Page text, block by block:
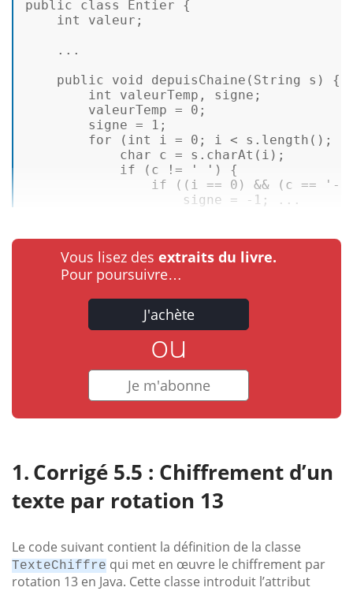
public class Entier {
int
valeur;
...
public
void depuisChaine (String s)
{
int
valeurTemp, signe;
valeurTemp = 0 ;
signe =
1 ;
for ( int i = 0 ; i < s. length ();
char c = s. charAt (i);
if (c != ' ' ) {
if ((i == 0 ) && (c == '-'
signe =
-1 ; ...
Vous lisez des extraits du livre.
Pour poursuivre…
J'achète
ou
Je m'abonne
Corrigé 5.5 : Chiffrement d’un
texte par rotation 13
Le code suivant contient la définition de la classe
TexteChiffre qui met en œuvre le chiffrement par
rotation 13 en Java. Cette classe introduit l’attribut